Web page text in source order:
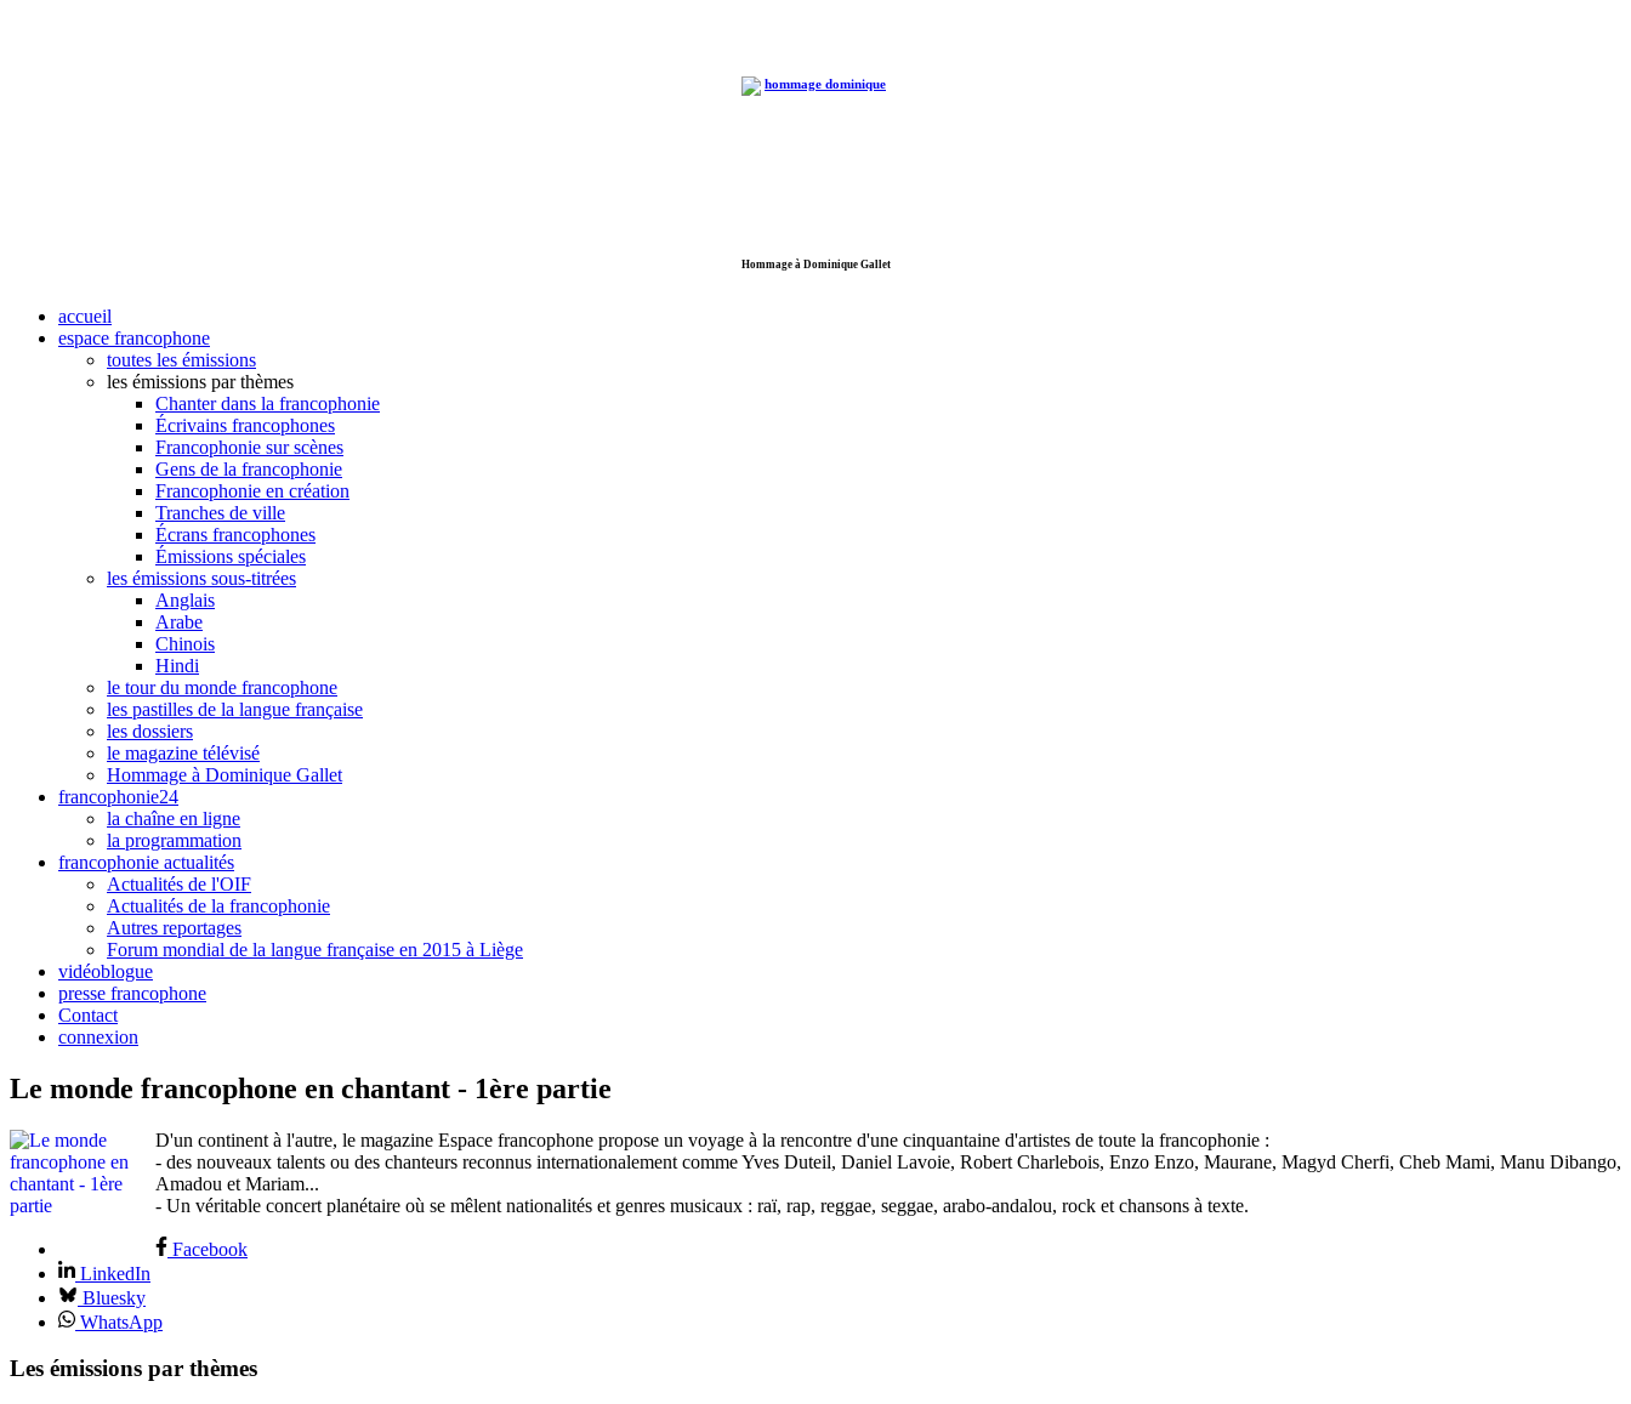
Hommage à Dominique Gallet
accueil
espace francophone
toutes les émissions
les émissions par thèmes
Chanter dans la francophonie
Écrivains francophones
Francophonie sur scènes
Gens de la francophonie
Francophonie en création
Tranches de ville
Écrans francophones
Émissions spéciales
les émissions sous-titrées
Anglais
Arabe
Chinois
Hindi
le tour du monde francophone
les pastilles de la langue française
les dossiers
le magazine télévisé
Hommage à Dominique Gallet
francophonie24
la chaîne en ligne
la programmation
francophonie actualités
Actualités de l'OIF
Actualités de la francophonie
Autres reportages
Forum mondial de la langue française en 2015 à Liège
vidéoblogue
presse francophone
Contact
connexion
Le monde francophone en chantant - 1ère partie
D'un continent à l'autre, le magazine Espace francophone propose un voyage à la rencontre d'une cinquantaine d'artistes de toute la francophonie :
- des nouveaux talents ou des chanteurs reconnus internationalement comme Yves Duteil, Daniel Lavoie, Robert Charlebois, Enzo Enzo, Maurane, Magyd Cherfi, Cheb Mami, Manu Dibango,
Amadou et Mariam...
- Un véritable concert planétaire où se mêlent nationalités et genres musicaux : raï, rap, reggae, seggae, arabo-andalou, rock et chansons à texte.
Facebook
LinkedIn
Bluesky
WhatsApp
Les émissions par thèmes